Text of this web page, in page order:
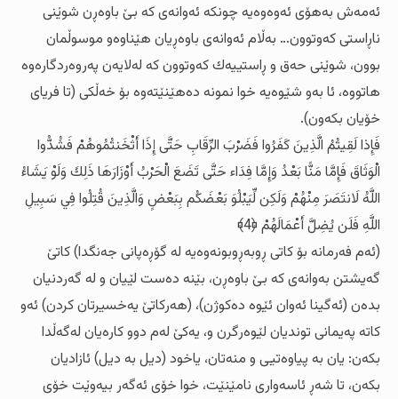
ئه‌مه‌ش به‌هۆی ئه‌وه‌وه‌یه‌ چونکه‌ ئه‌وانه‌ی که‌ بێ باوه‌ڕن شوێنی
ناڕاستی که‌وتوون… به‌ڵام ئه‌وانه‌ی باوه‌ڕیان هێناوه‌و موسوڵمان
بوون، شوێنی حه‌ق و ڕاستییه‌ك که‌وتوون که‌ له‌لایه‌ن په‌روه‌ردگاره‌وه‌
هاتووه‌، ئا به‌و شێوه‌یه‌ خوا نمونه‌ ده‌هێنێته‌وه‌ بۆ خه‌ڵکی (تا فریای
خۆیان بکه‌ون).
فَإِذا لَقِيتُمُ الَّذِينَ كَفَرُوا فَضَرْبَ الرِّقَابِ حَتَّى إِذَا أَثْخَنتُمُوهُمْ فَشُدُّوا
الْوَثَاقَ فَإِمَّا مَنًّا بَعْدُ وَإِمَّا فِدَاء حَتَّى تَضَعَ الْحَرْبُ أَوْزَارَهَا ذَلِكَ وَلَوْ يَشَاءُ
اللَّهُ لَانتَصَرَ مِنْهُمْ وَلَكِن لِّيَبْلُوَ بَعْضَكُم بِبَعْضٍ وَالَّذِينَ قُتِلُوا فِي سَبِيلِ
اللَّهِ فَلَن يُضِلَّ أَعْمَالَهُمْ ﴿4﴾
(ئه‌م فه‌رمانه‌ بۆ کاتی ڕوبه‌ڕوبونه‌وه‌یه‌ له‌ گۆڕه‌پانی جه‌نگدا) کاتێ
گه‌یشتن به‌وانه‌ی که‌ بێ باوه‌ڕن، بێنه‌ ده‌ست لێیان و له‌ گه‌ردنیان
بده‌ن (ئه‌گینا ئه‌وان ئێوه‌ ده‌کوژن)، (هه‌رکاتێ یه‌خسیرتان کردن) ئه‌و
کاته‌ په‌یمانی توندیان لێوه‌رگرن و، یه‌کێ له‌م دوو کاره‌یان له‌گه‌ڵدا
بکه‌ن: یان به‌ پیاوه‌تیی و منه‌تان، یاخود (دیل به‌ دیل) ئازادیان
بکه‌ن، تا شه‌ڕ ئاسه‌واری نامێنێت، خوا خۆی ئه‌گه‌ر بیه‌وێت خۆی